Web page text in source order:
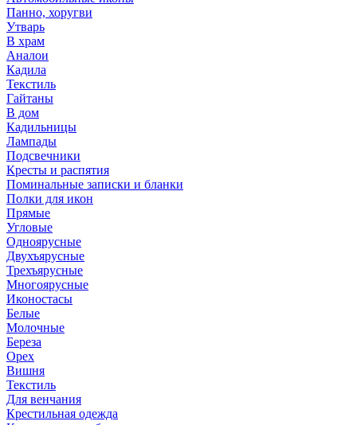
Панно, хоругви
Утварь
В храм
Аналои
Кадила
Текстиль
Гайтаны
В дом
Кадильницы
Лампады
Подсвечники
Кресты и распятия
Поминальные записки и бланки
Полки для икон
Прямые
Угловые
Одноярусные
Двухъярусные
Трехъярусные
Многоярусные
Иконостасы
Белые
Молочные
Береза
Орех
Вишня
Текстиль
Для венчания
Крестильная одежда